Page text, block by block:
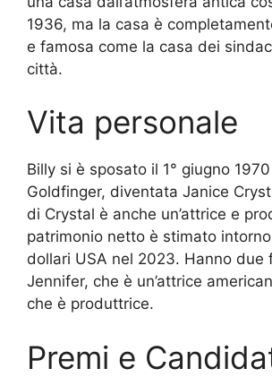
1936, ma la casa è
e famosa come la casa dei
città.
Vita personale
Billy si è sposato il 1° giugno
Goldfinger, diventata Janice
di Crystal è anche un’attrice e
patrimonio netto è stimato
dollari USA nel 2023. Hanno due
Jennifer, che è un’attrice
che è produttrice.
Premi e